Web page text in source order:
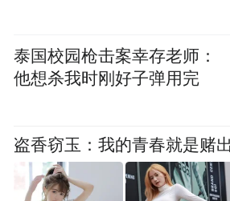
陈雨青
泰国校园枪击案幸存老师：
他想杀我时刚好子弹用完
盗香窃玉：我的青春就是赌